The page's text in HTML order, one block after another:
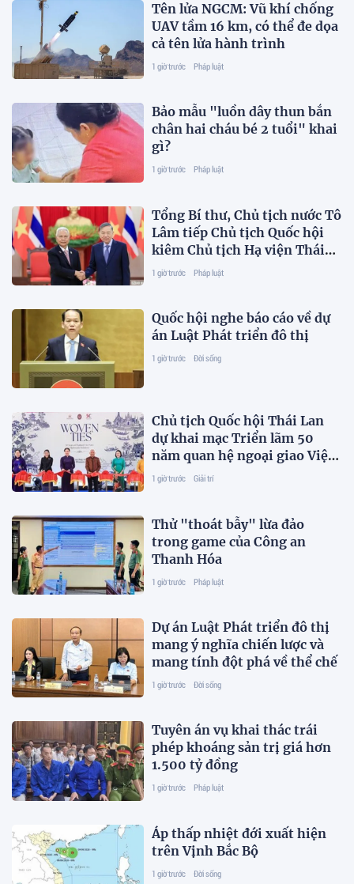
Tên lửa NGCM: Vũ khí chống
UAV tầm 16 km, có thể đe dọa
cả tên lửa hành trình
1 giờ trước Pháp luật
Bảo mẫu "luồn dây thun bắn
chân hai cháu bé 2 tuổi" khai
gì?
1 giờ trước Pháp luật
Tổng Bí thư, Chủ tịch nước Tô
Lâm tiếp Chủ tịch Quốc hội
kiêm Chủ tịch Hạ viện Thái
Lan
1 giờ trước Pháp luật
Quốc hội nghe báo cáo về dự
án Luật Phát triển đô thị
1 giờ trước Đời sống
Chủ tịch Quốc hội Thái Lan
dự khai mạc Triển lãm 50
năm quan hệ ngoại giao Việt
Nam-Thái Lan
1 giờ trước Giải trí
Thử "thoát bẫy" lừa đảo
trong game của Công an
Thanh Hóa
1 giờ trước Pháp luật
Dự án Luật Phát triển đô thị
mang ý nghĩa chiến lược và
mang tính đột phá về thể chế
1 giờ trước Đời sống
Tuyên án vụ khai thác trái
phép khoáng sản trị giá hơn
1.500 tỷ đồng
1 giờ trước Pháp luật
Áp thấp nhiệt đới xuất hiện
trên Vịnh Bắc Bộ
1 giờ trước Đời sống